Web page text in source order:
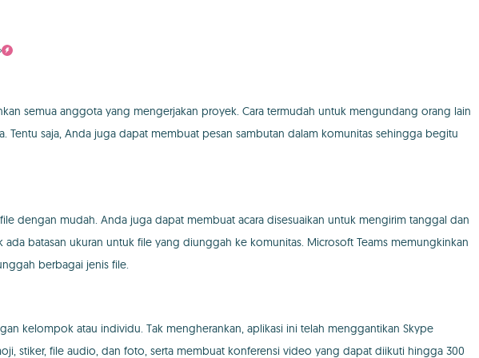
semua anggota yang mengerjakan proyek. Cara termudah untuk mengundang orang lain
saja, Anda juga dapat membuat pesan sambutan dalam komunitas sehingga begitu
dengan mudah. Anda juga dapat membuat acara disesuaikan untuk mengirim tanggal dan
batasan ukuran untuk file yang diunggah ke komunitas. Microsoft Teams memungkinkan
berbagai jenis file.
kelompok atau individu. Tak mengherankan, aplikasi ini telah menggantikan Skype
stiker, file audio, dan foto, serta membuat konferensi video yang dapat diikuti hingga 300